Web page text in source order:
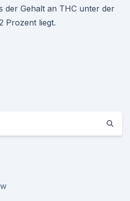
der Gehalt an THC unter der
Prozent liegt.